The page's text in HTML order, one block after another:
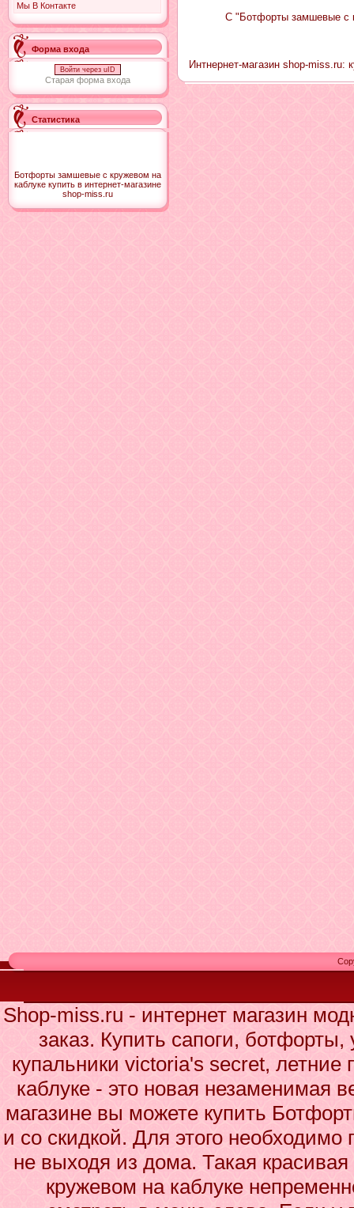
Мы В Контакте
Форма входа
Войти через uID
Старая форма входа
Статистика
Ботфорты замшевые с кружевом на
каблуке купить в интернет-магазине
shop-miss.ru
С "Ботфорты замшевые с
Интнернет-магазин shop-miss.ru:
Shop-miss.ru - интернет магазин
заказ. Купить сапоги,
купальники victoria's secret,
каблуке - это новая незаменимая
магазине вы можете купить
и со скидкой. Для этого
не выходя из дома. Такая
кружевом на каблуке